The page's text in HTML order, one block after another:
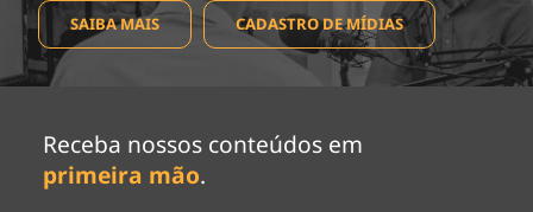
SAIBA MAIS CADASTRO DE MÍDIAS
Receba nossos conteúdos em
primeira mão.